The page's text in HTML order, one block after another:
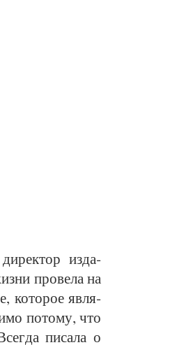
из­да­
про­ве­ла на
ко­то­рое яв­ля­
по­то­му, что
пи­са­ла о